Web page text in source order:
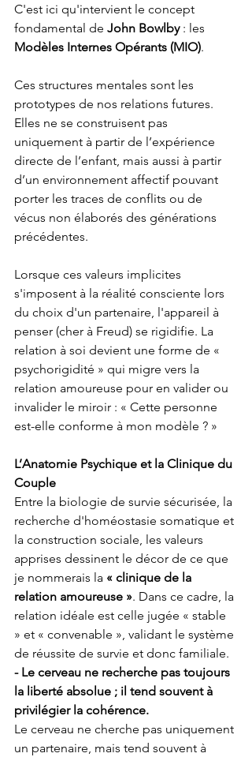
C'est ici qu'intervient le concept
fondamental de John Bowlby : les
Modèles Internes Opérants (MIO).
Ces structures mentales sont les
prototypes de nos relations futures.
Elles ne se construisent pas
uniquement à partir de l’expérience
directe de l’enfant, mais aussi à partir
d’un environnement affectif pouvant
porter les traces de conflits ou de
vécus non élaborés des générations
précédentes.
Lorsque ces valeurs implicites
s'imposent à la réalité consciente lors
du choix d'un partenaire, l'appareil à
penser (cher à Freud) se rigidifie. La
relation à soi devient une forme de «
psychorigidité » qui migre vers la
relation amoureuse pour en valider ou
invalider le miroir : « Cette personne
est-elle conforme à mon modèle ? »
L’Anatomie Psychique et la Clinique du
Couple
Entre la biologie de survie sécurisée, la
recherche d'homéostasie somatique et
la construction sociale, les valeurs
apprises dessinent le décor de ce que
je nommerais la « clinique de la
relation amoureuse ». Dans ce cadre, la
relation idéale est celle jugée « stable
» et « convenable », validant le système
de réussite de survie et donc familiale.
- Le cerveau ne recherche pas toujours
la liberté absolue ; il tend souvent à
privilégier la cohérence.
Le cerveau ne cherche pas uniquement
un partenaire, mais tend souvent à